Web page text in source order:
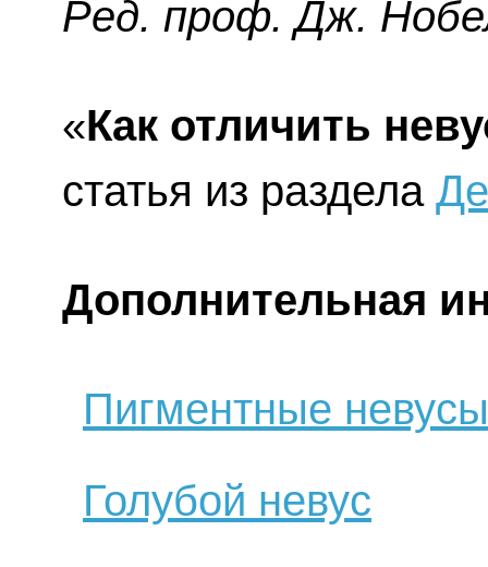
Ред. проф. Дж.
«Как отличить
статья из раздела
Дополнительная
Пигментные невусы
Голубой невус